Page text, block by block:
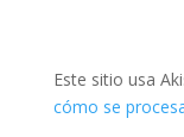
Este sitio usa
cómo se